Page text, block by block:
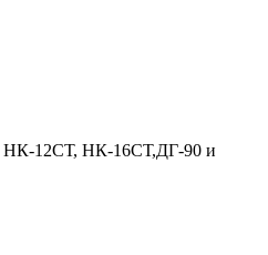
НК-12СТ, НК-16СТ,ДГ-90 и